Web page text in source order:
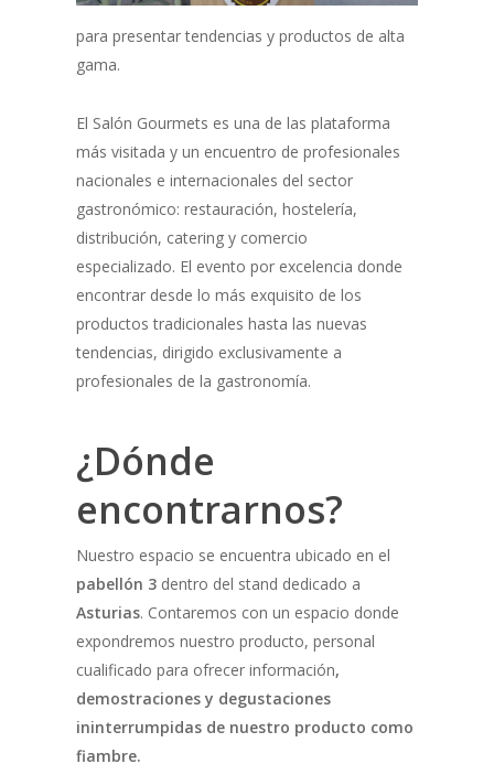
para presentar tendencias y productos de alta
gama.
El Salón Gourmets es una de las plataforma
más visitada y un encuentro de profesionales
nacionales e internacionales del sector
gastronómico: restauración, hostelería,
distribución, catering y comercio
especializado. El evento por excelencia donde
encontrar desde lo más exquisito de los
productos tradicionales hasta las nuevas
tendencias, dirigido exclusivamente a
profesionales de la gastronomía.
¿Dónde
encontrarnos?
Nuestro espacio se encuentra ubicado en el
pabellón 3dentro del stand dedicado a
Asturias. Contaremos con un espacio donde
expondremos nuestro producto, personal
cualificado para ofrecer información,
demostraciones y degustaciones
ininterrumpidas de nuestro producto como
fiambre.